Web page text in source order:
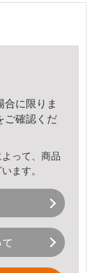
合に限りま
ご確認くだ
って、商品
ます。